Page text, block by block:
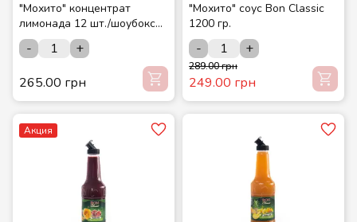
"Мохито" концентрат
лимонада 12 шт./шоубокс
ТМ СМАКУЙТЕ
-
+
265.00 грн
"Мохито" соус Bon Classic
1200 гр.
- +
289.00 грн
249.00 грн
Акция